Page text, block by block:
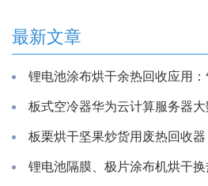
最新文章
板栗烘干坚果炒货用废热回收器